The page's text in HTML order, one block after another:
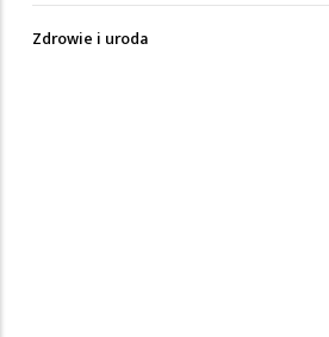
Zdrowie i uroda